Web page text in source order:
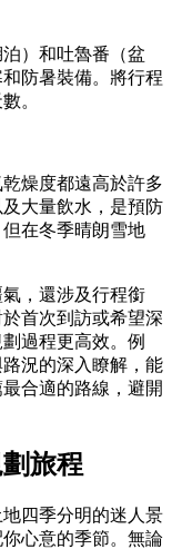
）和吐魯番（盆
防暑裝備。將行程
。
燥度都遠高於許多
大量飲水，是預防
在冬季晴朗雪地
，還涉及行程銜
首次到訪或希望深
過程更高效。例
況的深入瞭解，能
合適的路線，避開
旅程
四季分明的迷人景
心意的季節。無論